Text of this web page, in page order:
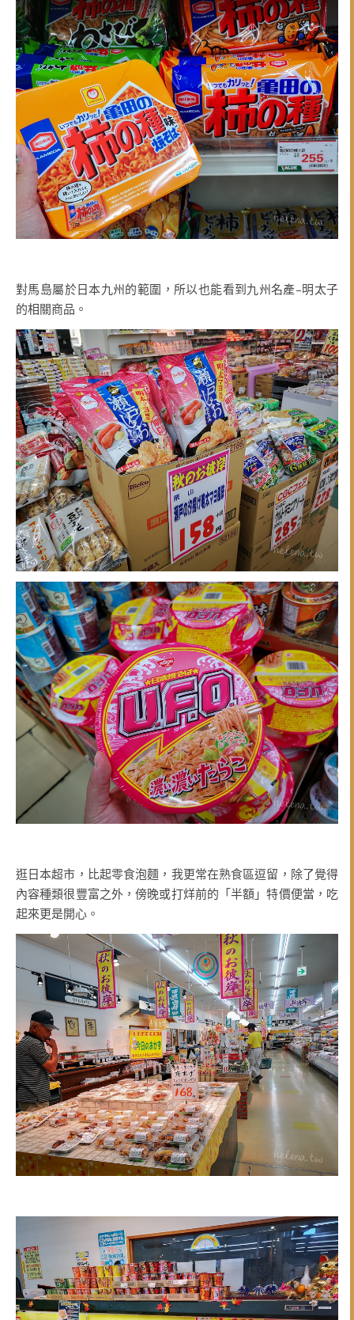
對馬島屬於日本九州的範圍，所以也能看到九州名產–明太子
的相關商品。
逛日本超市，比起零食泡麵，我更常在熟食區逗留，除了覺得
內容種類很豐富之外，傍晚或打烊前的「半額」特價便當，吃
起來更是開心。